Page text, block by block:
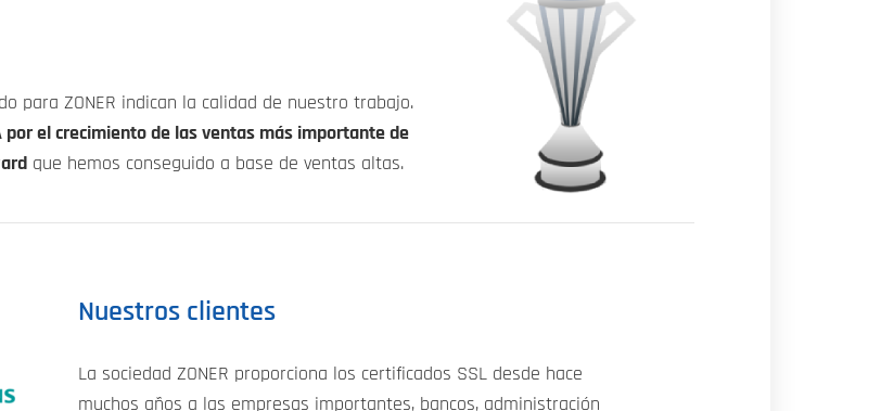
para ZONER indican la calidad de nuestro trabajo.
por el crecimiento de las ventas más importante de
que hemos conseguido a base de ventas altas.
Nuestros clientes
La sociedad ZONER proporciona los certificados SSL desde hace
muchos años a las empresas importantes, bancos, administración